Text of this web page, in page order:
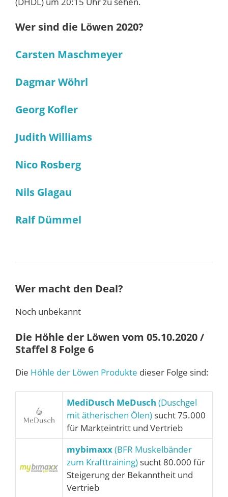
Wer sind die Löwen 2020?
Carsten Maschmeyer
Dagmar Wöhrl
Georg Kofler
Judith Williams
Nico Rosberg
Nils Glagau
Ralf Dümmel
Wer macht den Deal?
Noch unbekannt
Die Höhle der Löwen vom 05.10.2020 /
Staffel 8 Folge 6
Die Höhle der Löwen Produkte dieser Folge sind:
MediDusch MeDusch (Duschgel
mit ätherischen Ölen) sucht 75.000
für Markteintritt und Vertrieb
mybimaxx(BFR Muskelbänder
zum Krafttraining) sucht 80.000 für
Steigerung der Bekanntheit und
Vertrieb